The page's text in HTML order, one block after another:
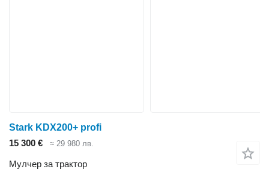
Stark KDX200+ profi
15 300 €
≈ 29 980 лв.
Мулчер за трактор